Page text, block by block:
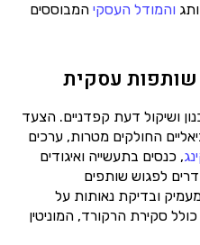
והמודל העסקי המבוססים
עסקית
ושיקול דעת קפדניים. הצעד
החולקים מטרות, ערכים
, כנסים בתעשייה ואיגודים
לפגוש שותפים
ובדיקת נאותות על
סקירת הרקורד, המוניטין